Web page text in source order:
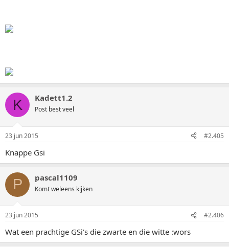
K Kadett1.2
Post best veel
23 jun 2015 #2.405
Knappe Gsi
P pascal1109
Komt weleens kijken
23 jun 2015 #2.406
Wat een prachtige GSi's die zwarte en die witte :wors